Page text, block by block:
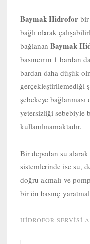
Baymak Hidrofor bir
bağlı olarak
bağlanan Baymak
basıncının 1 bardan
bardan daha düşük
gerçekleştirilemediği
şebekeye bağlanması
yetersizliği sebebiyle
kullanılmamaktadır.
Bir depodan su alarak
sistemlerinde ise su,
doğru akmalı ve
bir ön basınç
HIDROFOR SERVISI